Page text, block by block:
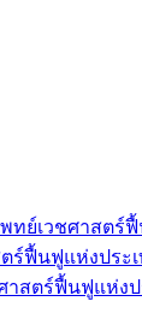
เวชศาสตร์ฟื้
ร์ฟื้นฟูแห่งประ
สตร์ฟื้นฟูแห่งป